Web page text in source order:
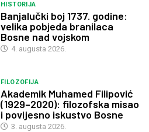
HISTORIJA
Banjalučki boj 1737. godine:
velika pobjeda branilaca
Bosne nad vojskom
4. augusta 2026.
FILOZOFIJA
Akademik Muhamed Filipović
(1929–2020): filozofska misao
i povijesno iskustvo Bosne
3. augusta 2026.